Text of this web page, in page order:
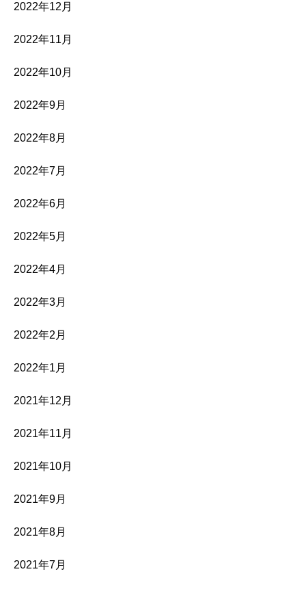
2022年12月
2022年11月
2022年10月
2022年9月
2022年8月
2022年7月
2022年6月
2022年5月
2022年4月
2022年3月
2022年2月
2022年1月
2021年12月
2021年11月
2021年10月
2021年9月
2021年8月
2021年7月